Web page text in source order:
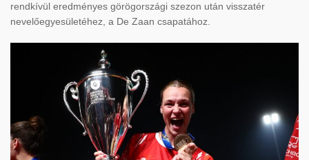
rendkívül eredményes görögországi szezon után visszatér
nevelőegyesületéhez, a De Zaan csapatához.